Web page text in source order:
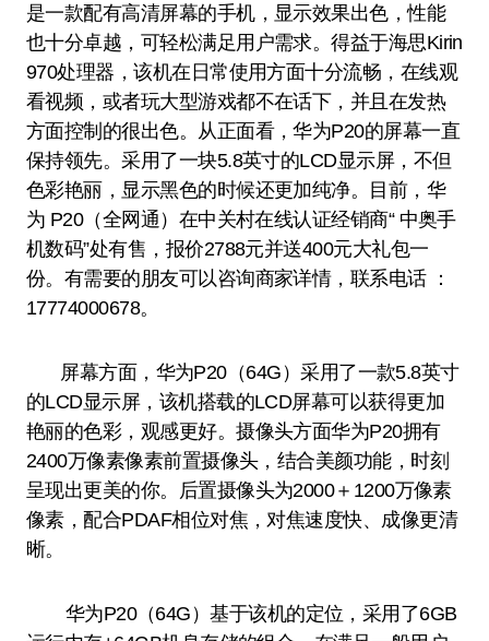
是一款配有高清屏幕的手机，显示效果出色，性能
也十分卓越，可轻松满足用户需求。得益于海思Kirin
970处理器，该机在日常使用方面十分流畅，在线观
看视频，或者玩大型游戏都不在话下，并且在发热
方面控制的很出色。从正面看，华为P20的屏幕一直
保持领先。采用了一块5.8英寸的LCD显示屏，不但
色彩艳丽，显示黑色的时候还更加纯净。目前，华
为 P20（全网通）在中关村在线认证经销商“ 中奥手
机数码”处有售，报价2788元并送400元大礼包一
份。有需要的朋友可以咨询商家详情，联系电话 ：
17774000678。
屏幕方面，华为P20（64G）采用了一款5.8英寸
的LCD显示屏，该机搭载的LCD屏幕可以获得更加
艳丽的色彩，观感更好。摄像头方面华为P20拥有
2400万像素像素前置摄像头，结合美颜功能，时刻
呈现出更美的你。后置摄像头为2000＋1200万像素
像素，配合PDAF相位对焦，对焦速度快、成像更清
晰。
华为P20（64G）基于该机的定位，采用了6GB